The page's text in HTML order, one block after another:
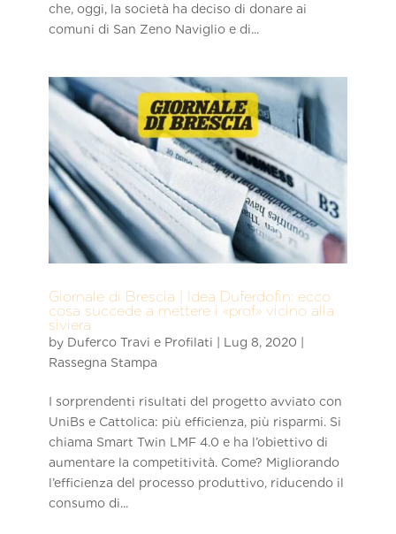
che, oggi, la società ha deciso di donare ai
comuni di San Zeno Naviglio e di...
Giornale di Brescia | Idea Duferdofin: ecco
cosa succede a mettere i «prof» vicino alla
siviera
by Duferco Travi e Profilati Lug 8, 2020
Rassegna Stampa
I sorprendenti risultati del progetto avviato con
UniBs e Cattolica: più efficienza, più risparmi. Si
chiama Smart Twin LMF 4.0 e ha l’obiettivo di
aumentare la competitività. Come? Migliorando
l’efficienza del processo produttivo, riducendo il
consumo di...